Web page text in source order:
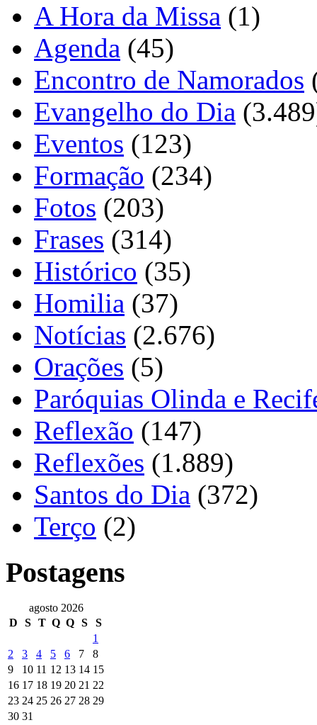
A Hora da Missa (1)
Agenda (45)
Encontro de Namorados
Evangelho do Dia
Eventos (123)
Formação (234)
Fotos (203)
Frases (314)
Histórico (35)
Homilia (37)
Notícias (2.676)
Orações (5)
Paróquias Olinda e
Reflexão (147)
Reflexões (1.889)
Santos do Dia (372)
Terço (2)
Postagens
agosto 2026
D
S T Q Q S
S
1
2
3 4 5 6 7
8
9
10 11 12 13 14 15
16 17 18 19 20 21 22
23 24 25 26 27 28 29
30 31